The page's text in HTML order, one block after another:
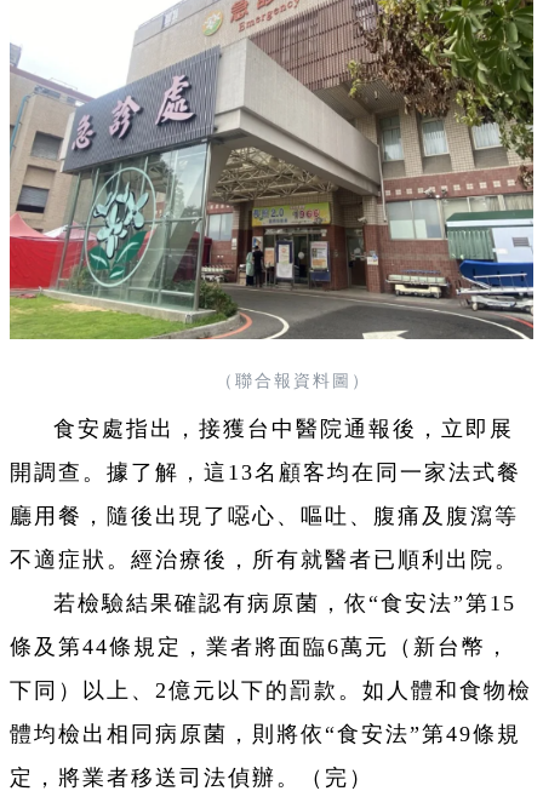
（聯合報資料圖）
食安處指出，接獲台中醫院通報後，立即展
開調查。據了解，這13名顧客均在同一家法式餐
廳用餐，隨後出現了噁心、嘔吐、腹痛及腹瀉等
不適症狀。經治療後，所有就醫者已順利出院。
若檢驗結果確認有病原菌，依“食安法”第15
條及第44條規定，業者將面臨6萬元（新台幣，
下同）以上、2億元以下的罰款。如人體和食物檢
體均檢出相同病原菌，則將依“食安法”第49條規
定，將業者移送司法偵辦。（完）